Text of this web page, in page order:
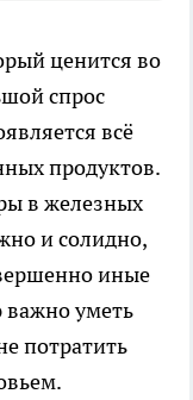
ценится во
спрос
всё
продуктов.
в железных
и солидно,
иные
уметь
потратить